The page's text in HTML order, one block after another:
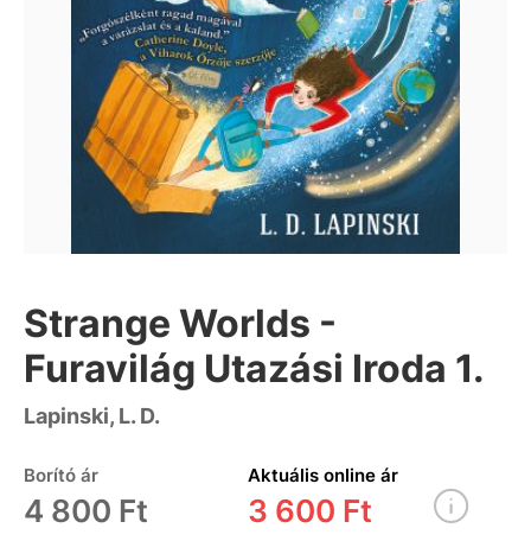
Strange Worlds -
Furavilág Utazási Iroda 1.
Lapinski, L. D.
Borító ár
4 800 Ft
Aktuális online ár
3 600 Ft